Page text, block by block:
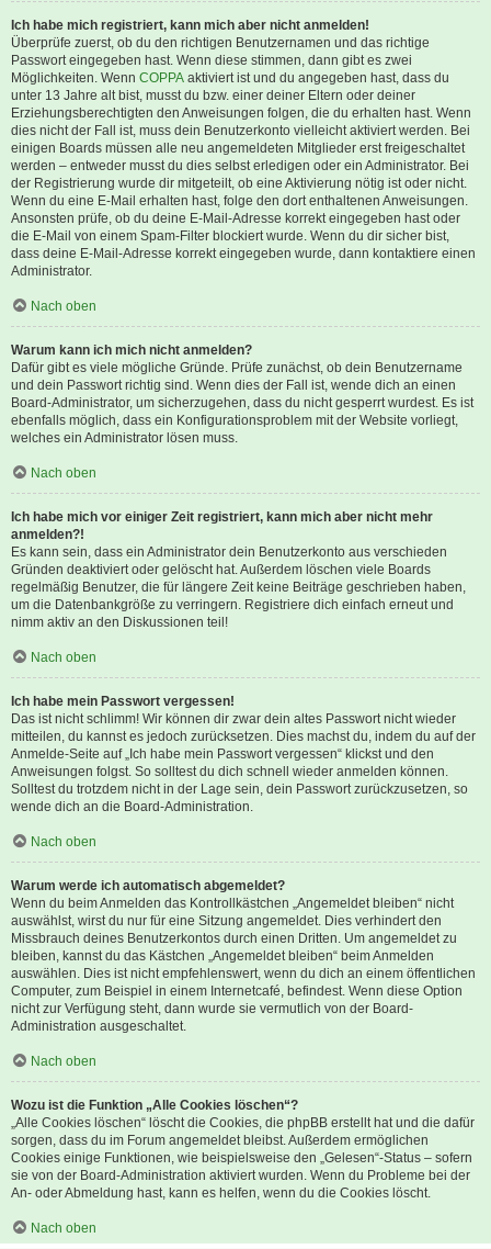
Ich habe mich registriert, kann mich aber nicht anmelden!
Überprüfe zuerst, ob du den richtigen Benutzernamen und das richtige
Passwort eingegeben hast. Wenn diese stimmen, dann gibt es zwei
Möglichkeiten. Wenn COPPA aktiviert ist und du angegeben hast, dass du
unter 13 Jahre alt bist, musst du bzw. einer deiner Eltern oder deiner
Erziehungsberechtigten den Anweisungen folgen, die du erhalten hast. Wenn
dies nicht der Fall ist, muss dein Benutzerkonto vielleicht aktiviert werden. Bei
einigen Boards müssen alle neu angemeldeten Mitglieder erst freigeschaltet
werden – entweder musst du dies selbst erledigen oder ein Administrator. Bei
der Registrierung wurde dir mitgeteilt, ob eine Aktivierung nötig ist oder nicht.
Wenn du eine E-Mail erhalten hast, folge den dort enthaltenen Anweisungen.
Ansonsten prüfe, ob du deine E-Mail-Adresse korrekt eingegeben hast oder
die E-Mail von einem Spam-Filter blockiert wurde. Wenn du dir sicher bist,
dass deine E-Mail-Adresse korrekt eingegeben wurde, dann kontaktiere einen
Administrator.
Nach oben
Warum kann ich mich nicht anmelden?
Dafür gibt es viele mögliche Gründe. Prüfe zunächst, ob dein Benutzername
und dein Passwort richtig sind. Wenn dies der Fall ist, wende dich an einen
Board-Administrator, um sicherzugehen, dass du nicht gesperrt wurdest. Es ist
ebenfalls möglich, dass ein Konfigurationsproblem mit der Website vorliegt,
welches ein Administrator lösen muss.
Nach oben
Ich habe mich vor einiger Zeit registriert, kann mich aber nicht mehr
anmelden?!
Es kann sein, dass ein Administrator dein Benutzerkonto aus verschieden
Gründen deaktiviert oder gelöscht hat. Außerdem löschen viele Boards
regelmäßig Benutzer, die für längere Zeit keine Beiträge geschrieben haben,
um die Datenbankgröße zu verringern. Registriere dich einfach erneut und
nimm aktiv an den Diskussionen teil!
Nach oben
Ich habe mein Passwort vergessen!
Das ist nicht schlimm! Wir können dir zwar dein altes Passwort nicht wieder
mitteilen, du kannst es jedoch zurücksetzen. Dies machst du, indem du auf der
Anmelde-Seite auf „Ich habe mein Passwort vergessen“ klickst und den
Anweisungen folgst. So solltest du dich schnell wieder anmelden können.
Solltest du trotzdem nicht in der Lage sein, dein Passwort zurückzusetzen, so
wende dich an die Board-Administration.
Nach oben
Warum werde ich automatisch abgemeldet?
Wenn du beim Anmelden das Kontrollkästchen „Angemeldet bleiben“ nicht
auswählst, wirst du nur für eine Sitzung angemeldet. Dies verhindert den
Missbrauch deines Benutzerkontos durch einen Dritten. Um angemeldet zu
bleiben, kannst du das Kästchen „Angemeldet bleiben“ beim Anmelden
auswählen. Dies ist nicht empfehlenswert, wenn du dich an einem öffentlichen
Computer, zum Beispiel in einem Internetcafé, befindest. Wenn diese Option
nicht zur Verfügung steht, dann wurde sie vermutlich von der Board-
Administration ausgeschaltet.
Nach oben
Wozu ist die Funktion „Alle Cookies löschen“?
„Alle Cookies löschen“ löscht die Cookies, die phpBB erstellt hat und die dafür
sorgen, dass du im Forum angemeldet bleibst. Außerdem ermöglichen
Cookies einige Funktionen, wie beispielsweise den „Gelesen“-Status – sofern
sie von der Board-Administration aktiviert wurden. Wenn du Probleme bei der
An- oder Abmeldung hast, kann es helfen, wenn du die Cookies löscht.
Nach oben